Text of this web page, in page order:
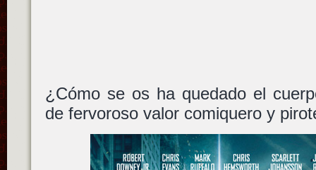
¿Cómo se os ha quedado el
de fervoroso valor comiquero y